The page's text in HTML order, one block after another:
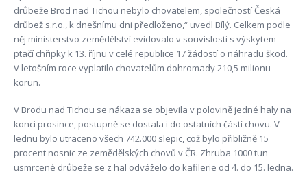
drůbeže Brod nad Tichou nebylo chovatelem, společností Česká
drůbež s.r.o., k dnešnímu dni předloženo,“ uvedl Bílý. Celkem podle
něj ministerstvo zemědělství evidovalo v souvislosti s výskytem
ptačí chřipky k 13. říjnu v celé republice 17 žádostí o náhradu škod.
V letošním roce vyplatilo chovatelům dohromady 210,5 milionu
korun.
V Brodu nad Tichou se nákaza se objevila v polovině jedné haly na
konci prosince, postupně se dostala i do ostatních částí chovu. V
lednu bylo utraceno všech 742.000 slepic, což bylo přibližně 15
procent nosnic ze zemědělských chovů v ČR. Zhruba 1000 tun
usmrcené drůbeže se z hal odváželo do kafilerie od 4. do 15. ledna.